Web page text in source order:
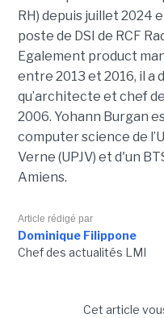
RH) depuis juillet 2024
poste de DSI de RCF
Egalement product
entre 2013 et 2016, il a
qu’architecte et chef
2006. Yohann Burgan
computer science de
Verne (UPJV) et d'un
Amiens.
Article rédigé par
Dominique Filippone
Chef des actualités LMI
Cet article